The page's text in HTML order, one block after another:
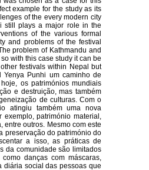
example for the study as its
of the every modern city
still plays a major role in the
of the various formal
and problems of the festival
problem of Kathmandu and
with this case study it can be
festivals within Nepal but
Yenya Punhi um caminho de
os patrimónios mundiais
e destruição, mas também
de culturas. Com o
atingiu também uma nova
património material,
outros. Mesmo com este
preservação do património do
a isso, as práticas de
da comunidade são limitados
danças com máscaras,
diária social das pessoas que